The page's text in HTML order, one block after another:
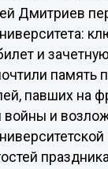
Дмитриев
и
память
павших на
войны и